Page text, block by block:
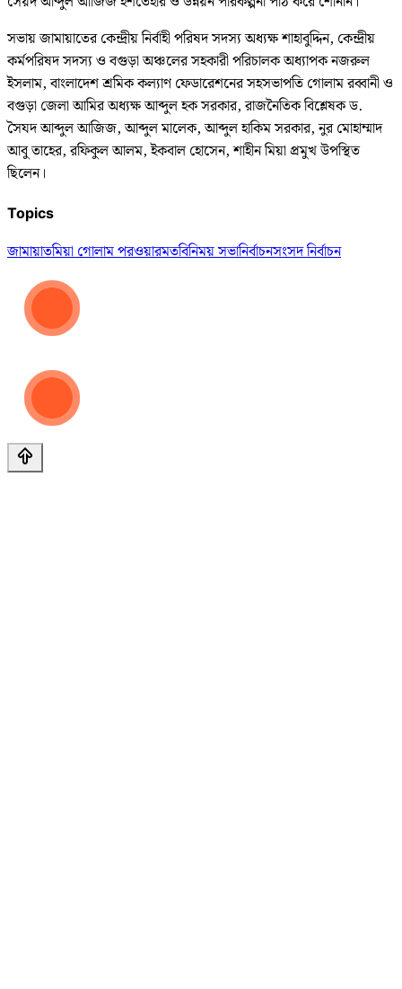
সভায় জামায়াতের কেন্দ্রীয় নির্বাহী পরিষদ সদস্য অধ্যক্ষ শাহাবুদ্দিন, কেন্দ্রীয়
কর্মপরিষদ সদস্য ও বগুড়া অঞ্চলের সহকারী পরিচালক অধ্যাপক নজরুল
ইসলাম, বাংলাদেশ শ্রমিক কল্যাণ ফেডারেশনের সহসভাপতি গোলাম রব্বানী ও
বগুড়া জেলা আমির অধ্যক্ষ আব্দুল হক সরকার, রাজনৈতিক বিশ্লেষক ড.
সৈযদ আব্দুল আজিজ, আব্দুল মালেক, আব্দুল হাকিম সরকার, নুর মোহাম্মাদ
আবু তাহের, রফিকুল আলম, ইকবাল হোসেন, শাহীন মিয়া প্রমুখ ‍উপস্থিত
ছিলেন।
Topics
জামায়াতমিয়া গোলাম পরওয়ারমতবিনিময় সভানির্বাচনসংসদ নির্বাচন